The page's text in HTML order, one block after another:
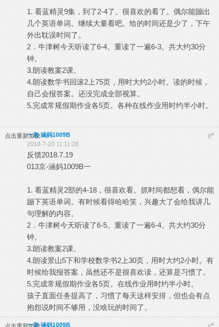
1. 看蓝精灵9集，到了2-4了。很喜欢的看了。偶尔能蹦出
几个英语单词。继续大量看吧。给的时间还是少了，下午
外出耽误时间了。
2．牛津树今天听读了6-4。重读了一遍6-3。共大约30分
钟。
3.朗读教案2课。
4.朗读数学书回滚2上75页，用时大约2小时。读的时候，
自己会报答案。还没完成全部视算。
5.完成常规假期作业各5页。各种在线作业用时约半小时。
点击重新加载 8#
一京-涵妈1009B
2018-7-20 11:11:28
反馈2018.7.19
013京-涵妈1009B一
1. 看蓝精灵2部的4-18，很喜欢看。抓时间都想看，偶尔能
蹦下英语单词。有时候看得哈哈笑，兴趣大了会给我讲几
句理解的内容。
2．牛津树今天听读了6-5。重读了一遍6-4。共大约30分
钟。
3.朗读教案2课。
4.朗读景山5下和学校数学书2上30页，用时大约2小时。有
时候给我报答案，虽然还不是很喜欢读，还算是习惯了。
5.完成常规假期作业各5页。在线作业用时约半小时。
孩子直面任务提高了，习惯了每天这样安排，但也会有点
抱怨说时间不够用，没啥玩的时间了。
#
一京-涵妈1009B